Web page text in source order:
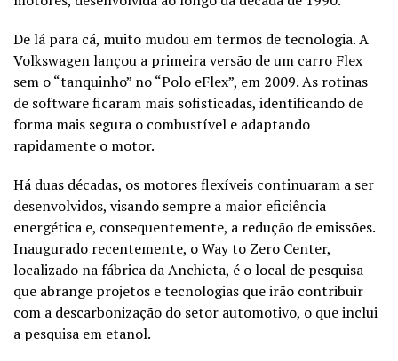
De lá para cá, muito mudou em termos de tecnologia. A
Volkswagen lançou a primeira versão de um carro Flex
sem o “tanquinho” no “Polo eFlex”, em 2009. As rotinas
de software ficaram mais sofisticadas, identificando de
forma mais segura o combustível e adaptando
rapidamente o motor.
Há duas décadas, os motores flexíveis continuaram a ser
desenvolvidos, visando sempre a maior eficiência
energética e, consequentemente, a redução de emissões.
Inaugurado recentemente, o Way to Zero Center,
localizado na fábrica da Anchieta, é o local de pesquisa
que abrange projetos e tecnologias que irão contribuir
com a descarbonização do setor automotivo, o que inclui
a pesquisa em etanol.